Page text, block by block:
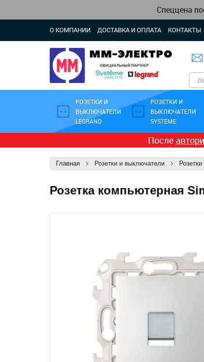
Спеццена
О КОМПАНИИ ДОСТАВКА И ОПЛАТА КОНТАКТЫ
РОЗЕТКИ И
ВЫКЛЮЧАТЕЛИ
LEGRAND
РОЗЕТКИ И
ВЫКЛЮЧАТЕЛИ
SYSTEME
После
Главная Розетки и выключатели
Розетка компьютерная